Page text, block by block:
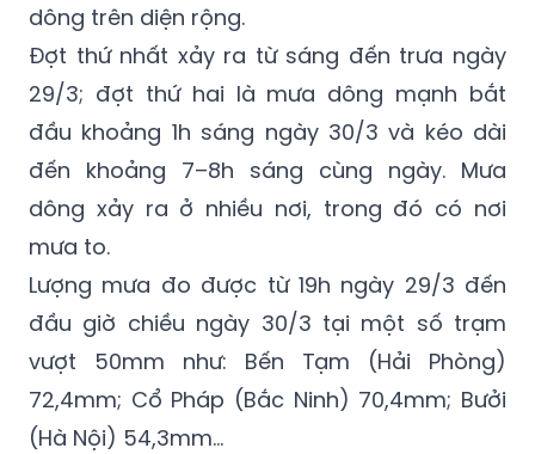
dông trên diện rộng.
Đợt thứ nhất xảy ra từ sáng đến trưa ngày
29/3; đợt thứ hai là mưa dông mạnh bắt
đầu khoảng 1h sáng ngày 30/3 và kéo dài
đến khoảng 7–8h sáng cùng ngày. Mưa
dông xảy ra ở nhiều nơi, trong đó có nơi
mưa to.
Lượng mưa đo được từ 19h ngày 29/3 đến
đầu giờ chiều ngày 30/3 tại một số trạm
vượt 50mm như: Bến Tạm (Hải Phòng)
72,4mm; Cổ Pháp (Bắc Ninh) 70,4mm; Bưởi
(Hà Nội) 54,3mm…